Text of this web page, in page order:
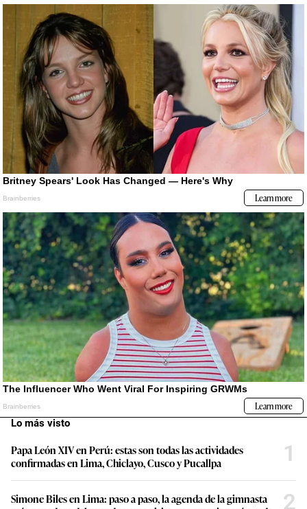
Lo más visto
Papa León XIV en Perú: estas son todas las actividades
confirmadas en Lima, Chiclayo, Cusco y Pucallpa
1
Simone Biles en Lima: paso a paso, la agenda de la gimnasta
2